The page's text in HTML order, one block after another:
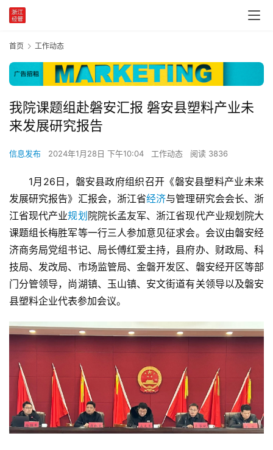
首
页
首页 工作动态
我院课题组赴磐安汇报 磐安县塑料产业未
来发展研究报告
信息发布 2024年1月28日 下午10:04 工作动态 阅读 3836
1月26日，磐安县政府组织召开《磐安县塑料产业未来
发展研究报告》汇报会，浙江省经济与管理研究会会长、浙
江省现代产业规划 院院长孟友军、浙江省现代产业规划院大
课题组长梅胜军等一行三人参加意见征求会。会议由磐安经
济商务局党组书记、局长傅红爱主持，县府办、财政局、科
技局、发改局、市场监管局、金磐开发区、磐安经开区等部
门分管领导，尚湖镇、玉山镇、安文街道有关领导以及磐安
县塑料企业代表参加会议。